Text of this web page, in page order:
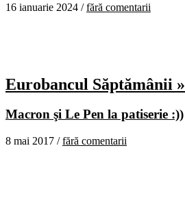
16 ianuarie 2024 /fără comentarii
Eurobancul Săptămânii »
Macron şi Le Pen la patiserie :))
8 mai 2017 /fără comentarii